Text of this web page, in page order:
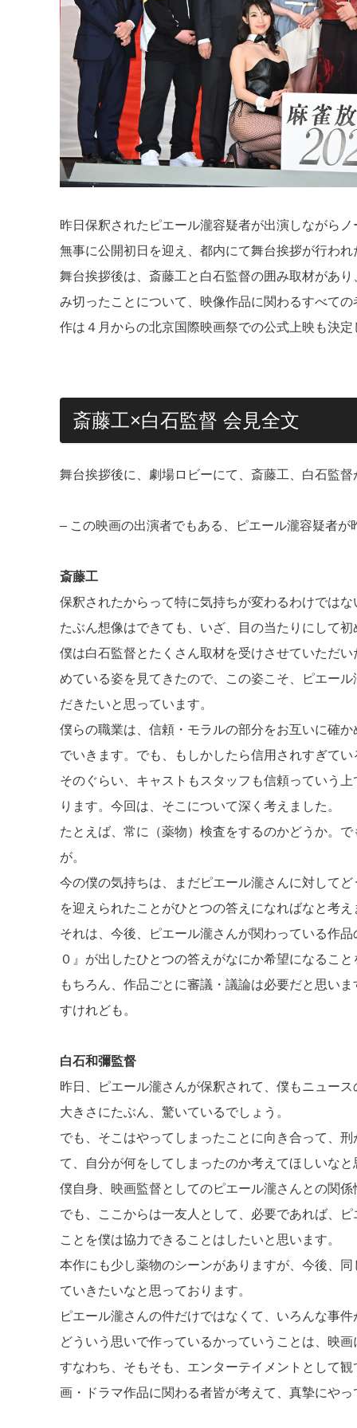
昨日保釈されたピエール瀧容疑者が出演しながら
無事に公開初日を迎え、都内にて舞台挨拶が行われ
舞台挨拶後は、斎藤工と白石監督の囲み取材があ
み切ったことについて、映像作品に関わるすべて
作は４月からの北京国際映画祭での公式上映も決
斎藤工×白石監督 会見全文
舞台挨拶後に、劇場ロビーにて、斎藤工、白石監督
– この映画の出演者でもある、ピエール瀧容疑者が
斎藤工
保釈されたからって特に気持ちが変わるわけでは
たぶん想像はできても、いざ、目の当たりにして
僕は白石監督とたくさん取材を受けさせていただ
めている姿を見てきたので、この姿こそ、ピエー
だきたいと思っています。
僕らの職業は、信頼・モラルの部分をお互いに確
でいきます。でも、もしかしたら信用されすぎてい
そのぐらい、キャストもスタッフも信頼っていう
ります。今回は、そこについて深く考えました。
たとえば、常に（薬物）検査をするのかどうか。
が。
今の僕の気持ちは、まだピエール瀧さんに対して
を迎えられたことがひとつの答えになればなと考え
それは、今後、ピエール瀧さんが関わっている作
０』が出したひとつの答えがなにか希望になること
もちろん、作品ごとに審議・議論は必要だと思い
すけれども。
白石和彌監督
昨日、ピエール瀧さんが保釈されて、僕もニュー
大きさにたぶん、驚いているでしょう。
でも、そこはやってしまったことに向き合って、
て、自分が何をしてしまったのか考えてほしいなと
僕自身、映画監督としてのピエール瀧さんとの関係
でも、ここからは一友人として、必要であれば、
ことを僕は協力できることはしたいと思います。
本作にも少し薬物のシーンがありますが、今後、
ていきたいなと思っております。
ピエール瀧さんの件だけではなくて、いろんな事
どういう思いで作っているかっていうことは、映
すなわち、そもそも、エンターテイメントとして
画・ドラマ作品に関わる者皆が考えて、真摯にやっ